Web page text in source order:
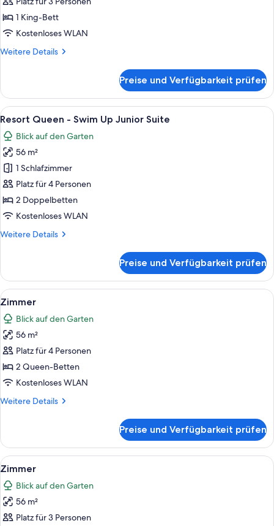
Swim
Up
Suite
1 King-Bett
Kostenloses WLAN
Weitere Details
Weitere
King
Swim
Up
Junior
Suite
Preise und Verfügbarkeit prüfen
Alle
Fotos
für
Resort
Queen
-
Swim
Up
Suite
Ein Hotelzimmer mit zwei Betten,
6
Resort Queen - Swim Up Junior Suite
Blick auf den Garten
56 m²
1 Schlafzimmer
Platz für 4 Personen
2 Doppelbetten
Kostenloses WLAN
Weitere Details
Weitere
Queen
Swim
Up
Junior
Suite
Preise und Verfügbarkeit prüfen
Alle
Fotos
für
Zimmer
anzeigen
Ein Hotelzimmer mit zwei Betten,
3
Zimmer
Blick auf den Garten
56 m²
Platz für 4 Personen
2 Queen-Betten
Kostenloses WLAN
Weitere Details
Weitere
Preise und Verfügbarkeit prüfen
Alle
Fotos
für
Zimmer
anzeigen
Ein Hotelzimmer mit zwei Betten,
3
Zimmer
Blick auf den Garten
56 m²
Platz für 3 Personen